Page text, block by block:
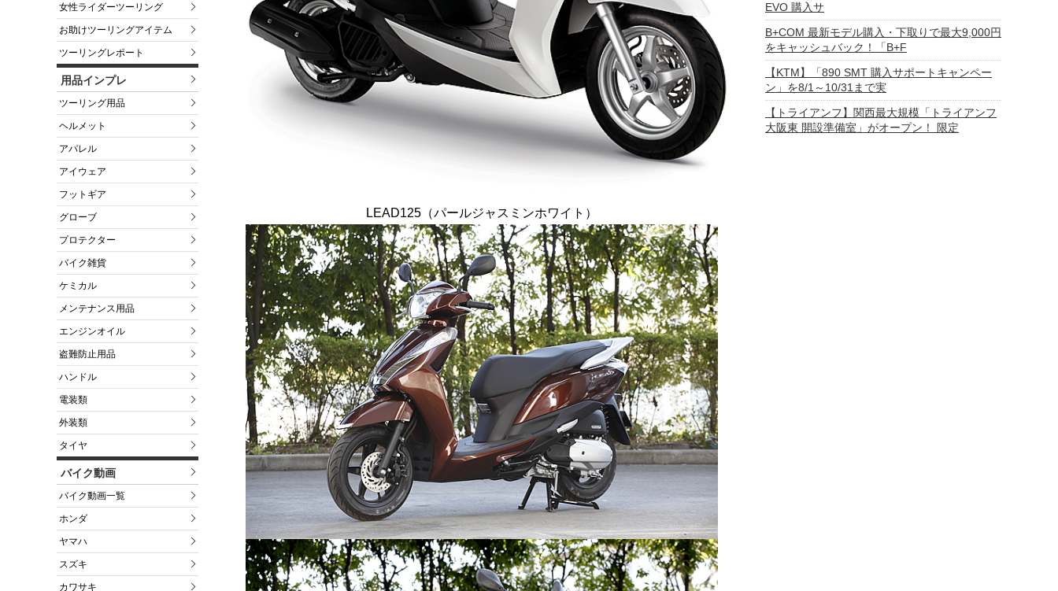
女性ライダーツーリング
お助けツーリングアイテム
ツーリングレポート
用品インプレ
ツーリング用品
ヘルメット
アパレル
アイウェア
フットギア
グローブ
プロテクター
バイク雑貨
ケミカル
メンテナンス用品
エンジンオイル
盗難防止用品
ハンドル
電装類
外装類
タイヤ
バイク動画
バイク動画一覧
ホンダ
ヤマハ
スズキ
カワサキ
LEAD125（パールジャスミンホワイト）
EVO 購入サ
B+COM 最新モデル購入・下取りで最大9,000円
をキャッシュバック！「B+F
【KTM】「890 SMT 購入サポートキャンペー
ン」を8/1～10/31まで実
【トライアンフ】関西最大規模「トライアンフ
大阪東 開設準備室」がオープン！ 限定